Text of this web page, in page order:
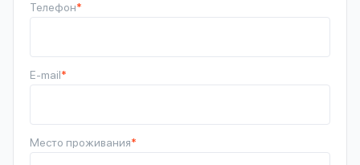
Телефон*
E-mail*
Место проживания*